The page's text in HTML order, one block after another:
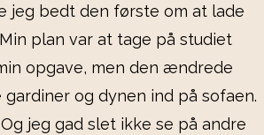
jeg bedt den første om at lade
plan var at tage på studiet
opgave, men den ændrede
og dynen ind på sofaen.
jeg gad slet ikke se på andre